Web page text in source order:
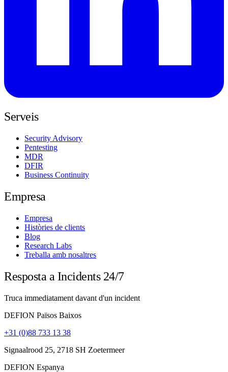
Serveis
Security Advisory
Pentesting
MDR
DFIR
Business Continuity
Empresa
Empresa
Històries de clients
Blog
Research Labs
Treballa amb nosaltres
Resposta a Incidents 24/7
Truca immediatament davant d'un incident
DEFION Països Baixos
+31 (0)88 733 13 38
Signaalrood 25, 2718 SH Zoetermeer
DEFION Espanya